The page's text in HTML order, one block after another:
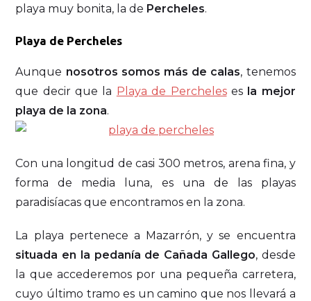
playa muy bonita, la de Percheles.
Playa de Percheles
Aunque nosotros somos más de calas, tenemos
que decir que la Playa de Percheleses la mejor
playa de la zona.
Con una longitud de casi 300 metros, arena fina, y
forma de media luna, es una de las playas
paradisíacas que encontramos en la zona.
La playa pertenece a Mazarrón, y se encuentra
situada en la pedanía de Cañada Gallego, desde
la que accederemos por una pequeña carretera,
cuyo último tramo es un camino que nos llevará a